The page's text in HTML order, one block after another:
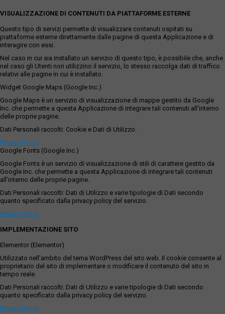
VISUALIZZAZIONE DI CONTENUTI DA PIATTAFORME ESTERNE
Questo tipo di servizi permette di visualizzare contenuti ospitati su
piattaforme esterne direttamente dalle pagine di questa Applicazione e di
interagire con essi.
Nel caso in cui sia installato un servizio di questo tipo, è possibile che, anche
nel caso gli Utenti non utilizzino il servizio, lo stesso raccolga dati di traffico
relativi alle pagine in cui è installato.
Widget Google Maps (Google Inc.)
Google Maps è un servizio di visualizzazione di mappe gestito da Google
Inc. che permette a questa Applicazione di integrare tali contenuti all'interno
delle proprie pagine.
Dati Personali raccolti: Cookie e Dati di Utilizzo.
Privacy Policy
Google Fonts (Google Inc.)
Google Fonts è un servizio di visualizzazione di stili di carattere gestito da
Google Inc. che permette a questa Applicazione di integrare tali contenuti
all'interno delle proprie pagine.
Dati Personali raccolti: Dati di Utilizzo e varie tipologie di Dati secondo
quanto specificato dalla privacy policy del servizio.
Privacy Policy
IMPLEMENTAZIONE SITO
Elementor (Elementor)
Utilizzato nell'ambito del tema WordPress del sito web. Il cookie consente al
proprietario del sito di implementare o modificare il contenuto del sito in
tempo reale.
Dati Personali raccolti: Dati di Utilizzo e varie tipologie di Dati secondo
quanto specificato dalla privacy policy del servizio.
Privacy Policy